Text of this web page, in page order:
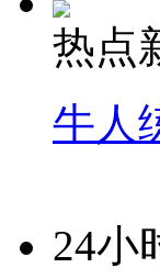
热点
牛人
24小